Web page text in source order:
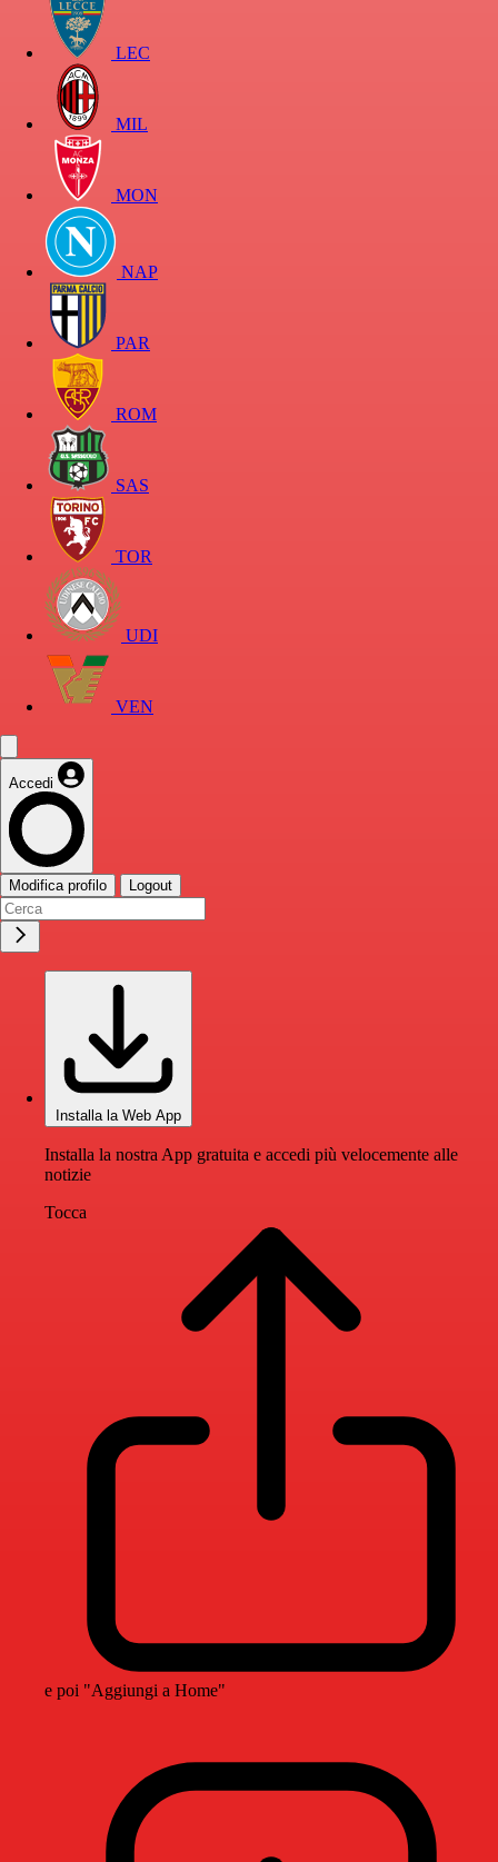
LEC
MIL
MON
NAP
PAR
ROM
SAS
TOR
UDI
VEN
Accedi
Modifica profilo Logout
Installa la Web App
Installa la nostra App gratuita e accedi più velocemente alle
notizie
Tocca
e poi "Aggiungi a Home"